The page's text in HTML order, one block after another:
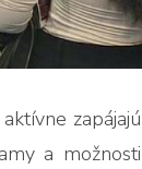
zapájajú
a možnosti